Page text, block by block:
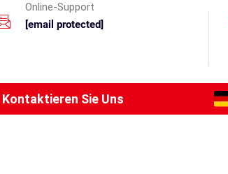
Online-Support
[email protected]
Kontaktieren Sie Uns